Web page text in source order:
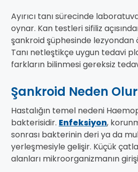
Ayırıcı tanı sürecinde
oynar. Kan testleri sifiliz
şankroid şüphesinde lezyondan
Tanı netleştikçe uygun tedavi
farkların bilinmesi gereksiz
Şankroid Neden
Hastalığın temel nedeni
bakterisidir. Enfeksiyon,
sonrası bakterinin deri ya da
yerleşmesiyle gelişir. Küçük
alanları mikroorganizmanın